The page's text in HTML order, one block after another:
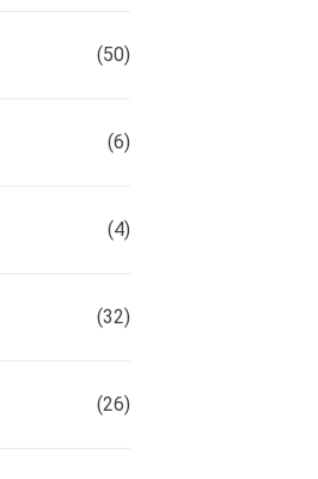
(50)
(6)
(4)
(32)
(26)